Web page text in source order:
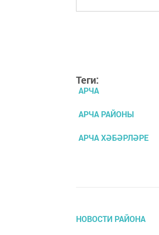
Теги:
АРЧА
АРЧА РАЙОНЫ
АРЧА ХӘБӘРЛӘРЕ
НОВОСТИ РАЙОНА